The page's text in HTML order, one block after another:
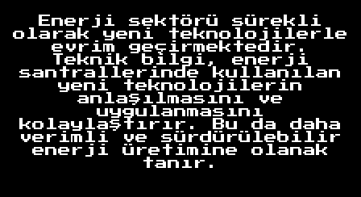
Enerji sektörü sürekli
olarak yeni teknolojilerle
evrim geçirmektedir.
Teknik bilgi, enerji
santrallerinde kullanılan
yeni teknolojilerin
anlaşılmasını ve
uygulanmasını
kolaylaştırır. Bu da daha
verimli ve sürdürülebilir
enerji üretimine olanak
tanır.